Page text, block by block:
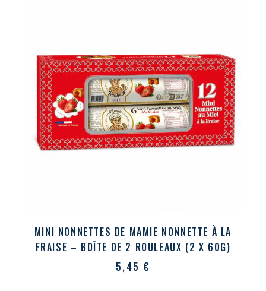
MINI NONNETTES DE MAMIE NONNETTE À LA
FRAISE – BOÎTE DE 2 ROULEAUX (2 X 60G)
5,45 €